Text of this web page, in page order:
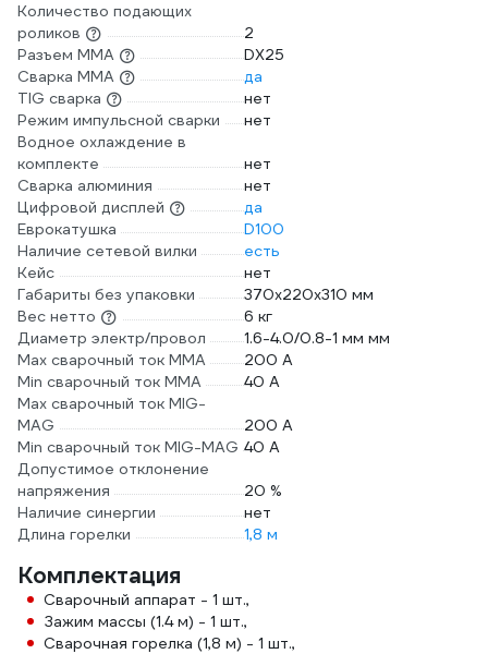
Количество подающих
роликов
2
Разъем ММА
DX25
Сварка ММА
да
TIG сварка
нет
Режим импульсной сварки
нет
Водное охлаждение в
комплекте
нет
Сварка алюминия
нет
Цифровой дисплей
да
Еврокатушка
D100
Наличие сетевой вилки
есть
Кейс
нет
Габариты без упаковки
370x220x310 мм
Вес нетто
6 кг
Диаметр электр/провол
1.6-4.0/0.8-1 мм мм
Max сварочный ток ММА
200 А
Min сварочный ток ММА
40 А
Max сварочный ток MIG-
MAG
200 А
Min сварочный ток MIG-MAG 40 А
Допустимое отклонение
напряжения
20 %
Наличие синергии
нет
Длина горелки
1,8 м
Комплектация
Сварочный аппарат - 1 шт.,
Зажим массы (1.4 м) - 1 шт.,
Сварочная горелка (1,8 м) - 1 шт.,